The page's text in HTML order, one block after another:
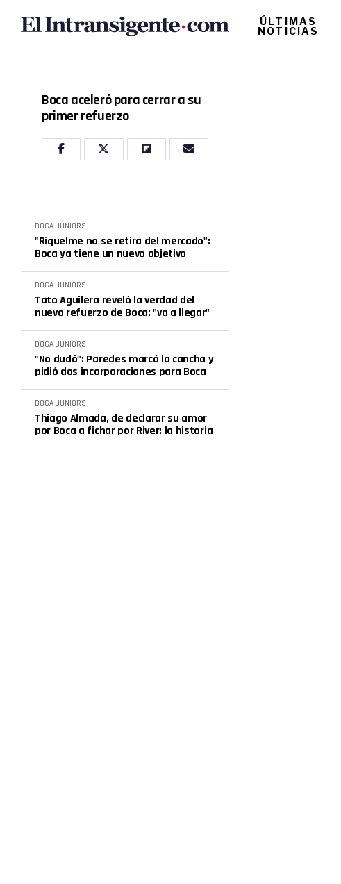
ÚLTIMAS
NOTICIAS
Boca aceleró para cerrar a su
primer refuerzo
BOCA JUNIORS
"Riquelme no se retira del mercado":
Boca ya tiene un nuevo objetivo
BOCA JUNIORS
Tato Aguilera reveló la verdad del
nuevo refuerzo de Boca: "va a llegar"
BOCA JUNIORS
"No dudó": Paredes marcó la cancha y
pidió dos incorporaciones para Boca
BOCA JUNIORS
Thiago Almada, de declarar su amor
por Boca a fichar por River: la historia